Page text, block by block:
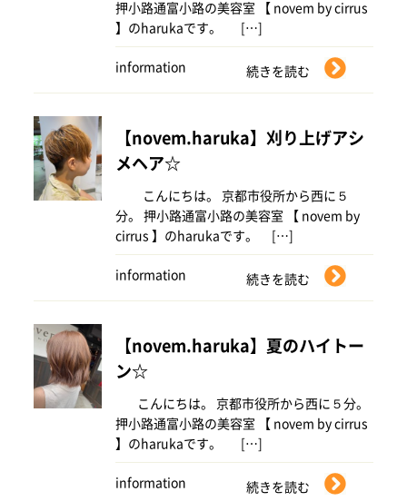
押小路通富小路の美容室 【 novem by cirrus
】のharukaです。 […]
information 続きを読む
【novem.haruka】刈り上げアシ
メヘア☆
こんにちは。 京都市役所から西に５
分。 押小路通富小路の美容室 【 novem by
cirrus 】のharukaです。 […]
information 続きを読む
【novem.haruka】夏のハイトー
ン☆
こんにちは。 京都市役所から西に５分。
押小路通富小路の美容室 【 novem by cirrus
】のharukaです。 […]
information 続きを読む